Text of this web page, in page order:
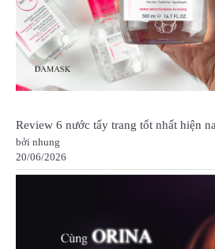
Review 6 nước tẩy trang tốt nhất hiện
bởi nhung
20/06/2026